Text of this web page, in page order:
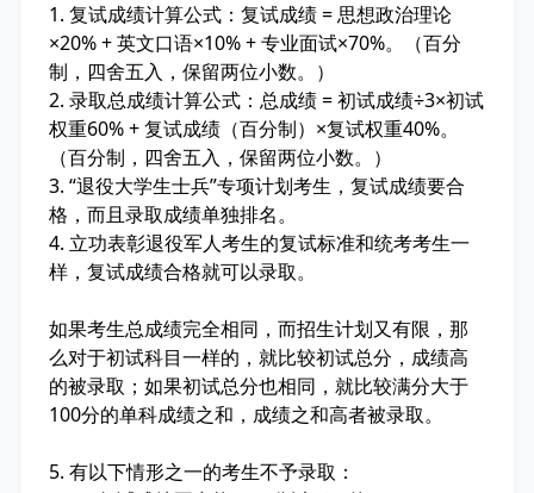
1. 复试成绩计算公式：复试成绩 = 思想政治理论
×20% + 英文口语×10% + 专业面试×70%。（百分
制，四舍五入，保留两位小数。）
2. 录取总成绩计算公式：总成绩 = 初试成绩÷3×初试
权重60% + 复试成绩（百分制）×复试权重40%。
（百分制，四舍五入，保留两位小数。）
3. “退役大学生士兵”专项计划考生，复试成绩要合
格，而且录取成绩单独排名。
4. 立功表彰退役军人考生的复试标准和统考考生一
样，复试成绩合格就可以录取。
如果考生总成绩完全相同，而招生计划又有限，那
么对于初试科目一样的，就比较初试总分，成绩高
的被录取；如果初试总分也相同，就比较满分大于
100分的单科成绩之和，成绩之和高者被录取。
5. 有以下情形之一的考生不予录取：